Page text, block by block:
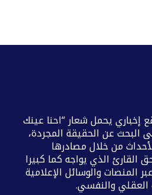
إخباري يحمل شعار “احنا عينك
البحث عن الحقيقة المجردة،
من خلال مصادرها
القارئ الذي يواجه كما كبيرا
المنصات والوسائل الإعلامية
العقلي والنفسي.